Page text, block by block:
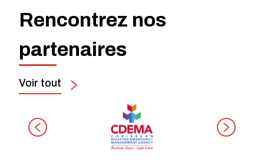
Rencontrez nos
partenaires
Voir tout